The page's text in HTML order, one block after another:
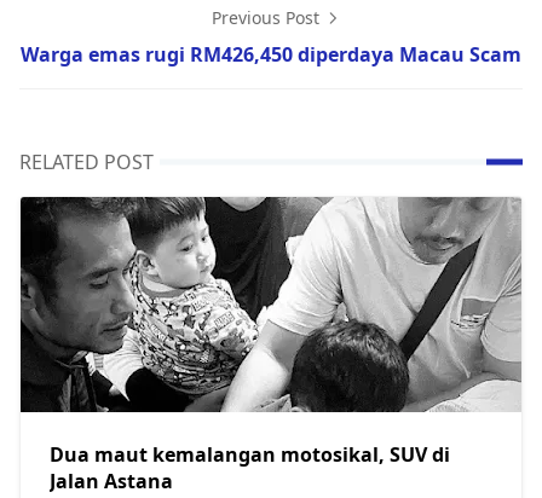
Previous Post
Warga emas rugi RM426,450 diperdaya Macau Scam
RELATED POST
Dua maut kemalangan motosikal, SUV di
Jalan Astana